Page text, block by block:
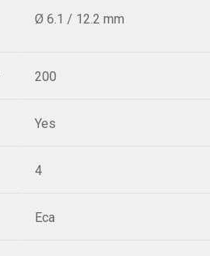
Ø 6.1 / 12.2 mm
200
Yes
4
Eca